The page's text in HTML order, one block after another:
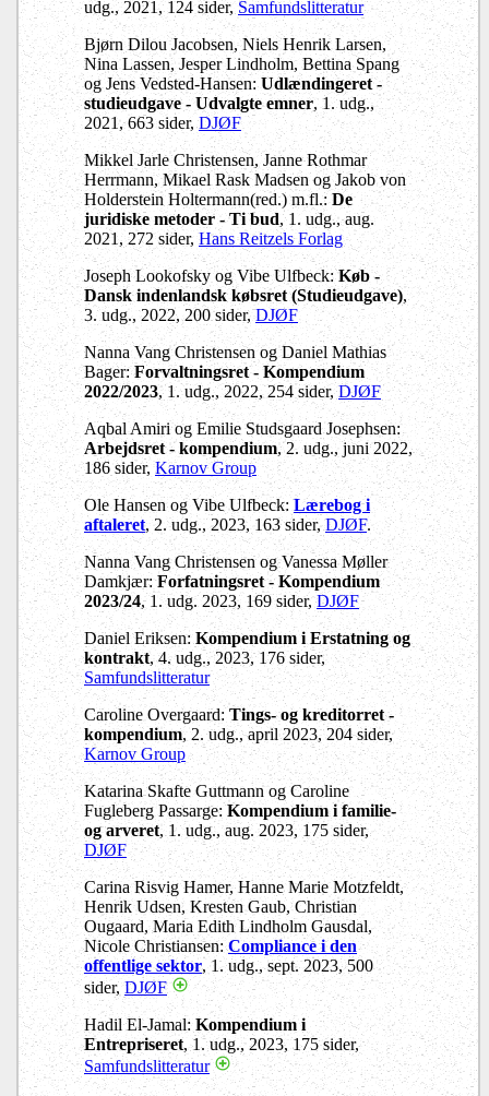
udg., 2021, 124 sider, Samfundslitteratur
Bjørn Dilou Jacobsen, Niels Henrik Larsen,
Nina Lassen, Jesper Lindholm, Bettina Spang
og Jens Vedsted-Hansen:Udlændingeret -
studieudgave - Udvalgte emner, 1. udg.,
2021, 663 sider,DJØF
Mikkel Jarle Christensen, Janne Rothmar
Herrmann, Mikael Rask Madsen og Jakob von
Holderstein Holtermann(red.) m.fl.:De
juridiske metoder - Ti bud, 1. udg., aug.
2021, 272 sider,Hans Reitzels Forlag
Joseph Lookofsky og Vibe Ulfbeck:Køb -
Dansk indenlandsk købsret (Studieudgave),
3. udg., 2022, 200 sider,DJØF
Nanna Vang Christensen og Daniel Mathias
Bager:Forvaltningsret - Kompendium
2022/2023, 1. udg., 2022, 254 sider,DJØF
Aqbal Amiri og Emilie Studsgaard Josephsen:
Arbejdsret - kompendium, 2. udg., juni 2022,
186 sider, Karnov Group
Ole Hansen og Vibe Ulfbeck:Lærebog i
aftaleret, 2. udg., 2023, 163 sider,DJØF.
Nanna Vang Christensen og Vanessa Møller
Damkjær:Forfatningsret - Kompendium
2023/24, 1. udg. 2023, 169 sider,DJØF
Daniel Eriksen: Kompendium i Erstatning og
kontrakt, 4. udg., 2023, 176 sider,
Samfundslitteratur
Caroline Overgaard:Tings- og kreditorret -
kompendium, 2. udg., april 2023, 204 sider,
Karnov Group
Katarina Skafte Guttmann og Caroline
Fugleberg Passarge:Kompendium i familie-
og arveret, 1. udg., aug. 2023, 175 sider,
DJØF
Carina Risvig Hamer, Hanne Marie Motzfeldt,
Henrik Udsen, Kresten Gaub, Christian
Ougaard, Maria Edith Lindholm Gausdal,
Nicole Christiansen:Compliance i den
offentlige sektor, 1. udg., sept. 2023, 500
sider, DJØF
Hadil El-Jamal: Kompendium i
Entrepriseret, 1. udg., 2023, 175 sider,
Samfundslitteratur